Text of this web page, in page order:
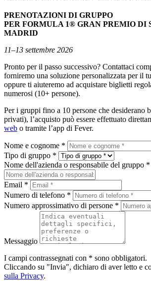
PRENOTAZIONI DI GRUPPO
PER FORMULA 1® GRAN PREMIO DI
MADRID
11–13 settembre 2026
Pronto per il passo successivo? Contattaci
forniremo una soluzione personalizzata per il
oppure ti aiuteremo ad acquistare biglietti
numerosi (10+ persone).
Per i gruppi fino a 10 persone che desiderano
privati), l’acquisto può essere effettuato
web o tramite l’app di Fever.
Nome e cognome *
Tipo di gruppo *
Nome dell'azienda o responsabile del gruppo *
Email *
Numero di telefono *
Numero approssimativo di persone *
Messaggio
I campi contrassegnati con * sono obbligatori.
Cliccando su "Invia", dichiaro di aver letto e
sulla Privacy.